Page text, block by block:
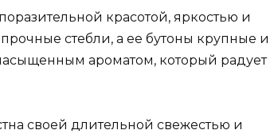
красотой, яркостью и
стебли, а ее бутоны крупные и
ароматом, который радует
своей длительной свежестью и